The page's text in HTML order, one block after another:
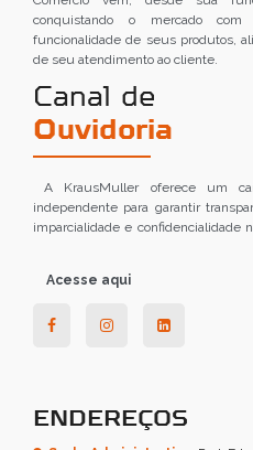
conquistando o mercado
funcionalidade de seus produtos,
de seu atendimento ao cliente.
Canal de
Ouvidoria
A KrausMuller oferece um
independente para garantir
imparcialidade e confidencialidade
Acesse aqui
ENDEREÇOS